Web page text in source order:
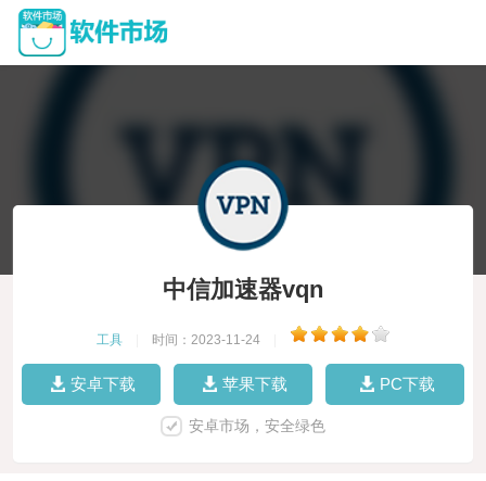
中信加速器vqn
工具 时间：2023-11-24
安卓下载 苹果下载 PC下载
安卓市场，安全绿色